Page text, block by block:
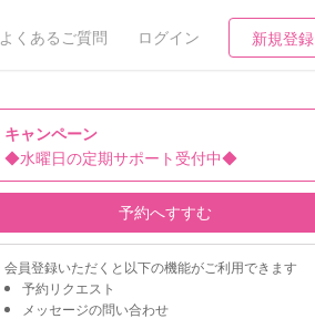
よくあるご質問 ログイン 新規登録
キャンペーン
◆水曜日の定期サポート受付中◆
予約へすすむ
会員登録いただくと以下の機能がご利用できます
予約リクエスト
メッセージの問い合わせ